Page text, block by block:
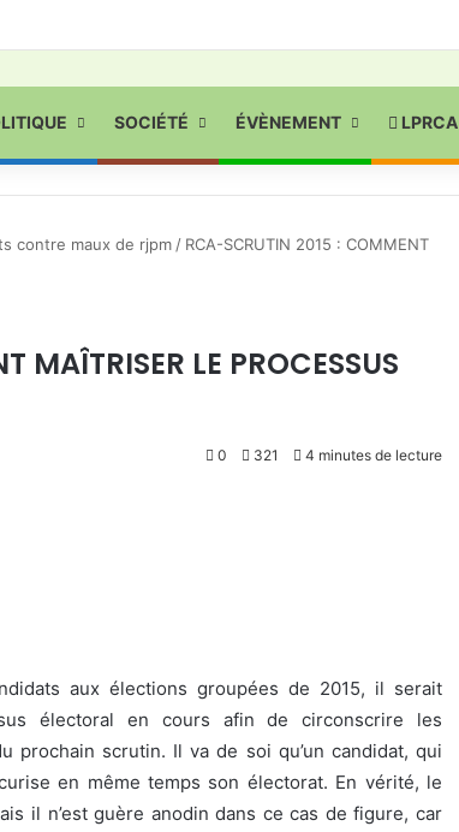
SOCIÉTÉ ÉVÈNEMENT LPRCA
contre maux de rjpm / RCA-SCRUTIN 2015 : COMMENT
MAÎTRISER LE PROCESSUS
0 321 4 minutes de lecture
aux élections groupées de 2015, il serait
électoral en cours afin de circonscrire les
scrutin. Il va de soi qu’un candidat, qui
en même temps son électorat. En vérité, le
il n’est guère anodin dans ce cas de figure, car